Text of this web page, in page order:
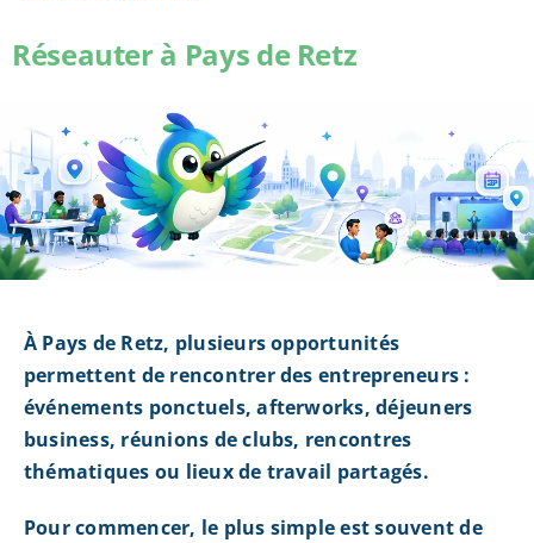
Réseauter à Pays de Retz
À Pays de Retz, plusieurs opportunités
permettent de rencontrer des entrepreneurs :
événements ponctuels, afterworks, déjeuners
business, réunions de clubs, rencontres
thématiques ou lieux de travail partagés.
Pour commencer, le plus simple est souvent de